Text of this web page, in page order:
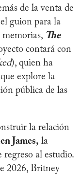
de la venta de
guion para la
memorias, The
contará con
), quien ha
explore la
pública de las
la relación
James, la
regreso al estudio.
2026, Britney